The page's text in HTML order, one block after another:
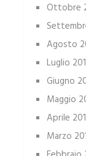
Ottobre
Agosto
Luglio
Giugno
Maggio
Aprile
Marzo